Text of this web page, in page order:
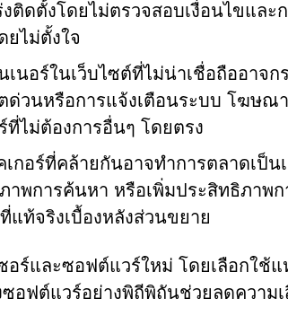
ติดตั้งโดยไม่ตรวจสอบเงื่อนไขและ
ยไม่ตั้งใจ
อร์ในเว็บไซต์ที่ไม่น่าเชื่อถืออาจก
ด่วนหรือการแจ้งเตือนระบบ โฆษณ
ไม่ต้องการอื่นๆ โดยตรง
กอร์ที่คล้ายกันอาจทำการตลาดเป็น
พการค้นหา หรือเพิ่มประสิทธิภาพก
ท้จริงเบื้องหลังส่วนขยาย
อร์และซอฟต์แวร์ใหม่ โดยเลือกใช้
ฟต์แวร์อย่างพิถีพิถันช่วยลดความเ